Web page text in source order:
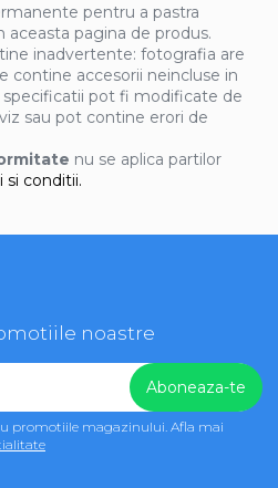
pentru a pastra
pagina de produs.
inadvertente: fotografia are
contine accesorii neincluse in
pot fi modificate de
sau pot contine erori de
nu se aplica partilor
conditii.
noastre
promotiile magazinului. Afla mai